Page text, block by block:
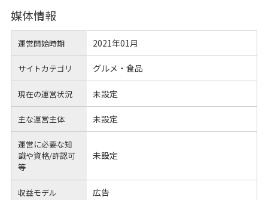
媒体情報
運営開始時期 2021年01月
サイトカテゴリ グルメ・食品
現在の運営状況 未設定
主な運営主体 未設定
運営に必要な知
識や資格/許認可
等
未設定
収益モデル 広告